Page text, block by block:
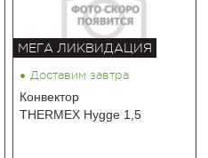
МЕГА ЛИКВИДАЦИЯ
• Доставим завтра
Конвектор
THERMEX Hygge 1,5